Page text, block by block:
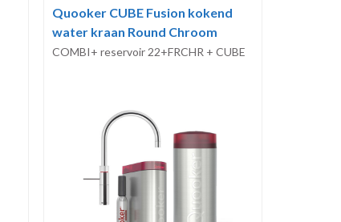
Quooker CUBE Fusion kokend
water kraan Round Chroom
COMBI+ reservoir 22+FRCHR + CUBE